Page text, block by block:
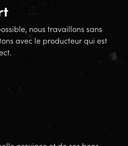
nous travaillons sans
avec le producteur qui est